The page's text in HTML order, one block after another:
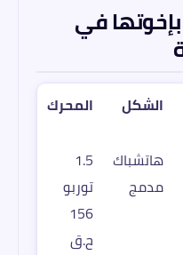
مقارنة 118 M Sport بإخوتها في
الشكل المحرك
هاتشباك
مدمج
1.5
توربو
156
ح.ق